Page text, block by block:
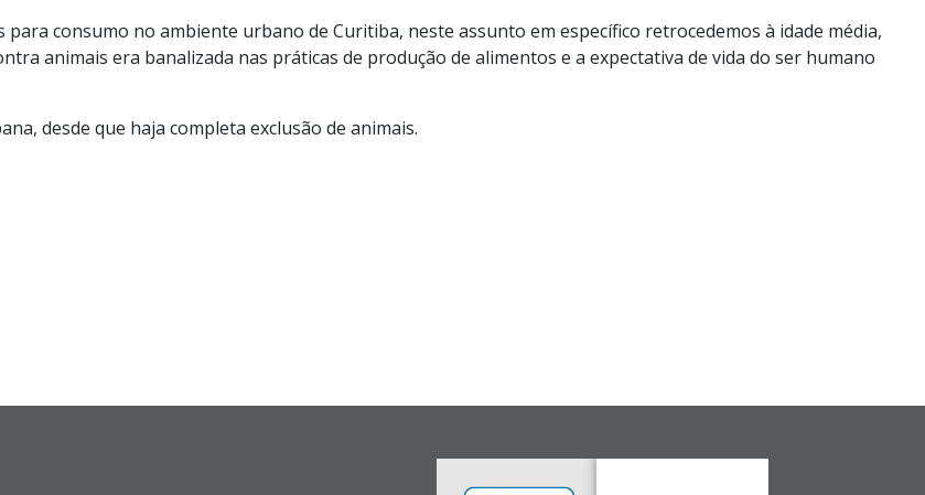
consumo no ambiente urbano de Curitiba, neste assunto em específico retrocedemos à idade média,
animais era banalizada nas práticas de produção de alimentos e a expectativa de vida do ser humano
desde que haja completa exclusão de animais.